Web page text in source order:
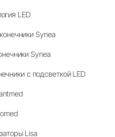
LED
Synea
Synea
с подсветкой LED
Lisa